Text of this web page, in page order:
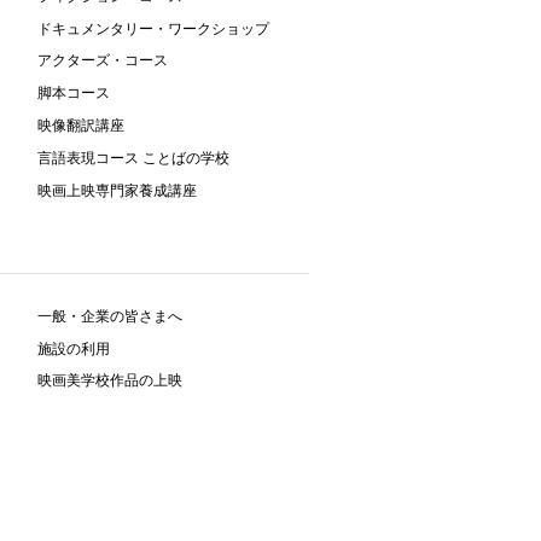
ドキュメンタリー・ワークショップ
アクターズ・コース
脚本コース
映像翻訳講座
言語表現コース ことばの学校
映画上映専門家養成講座
一般・企業の皆さまへ
施設の利用
映画美学校作品の上映